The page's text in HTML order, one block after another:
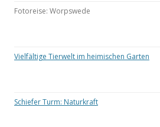
Fotoreise: Worpswede
Vielfältige Tierwelt im heimischen Garten
Schiefer Turm: Naturkraft